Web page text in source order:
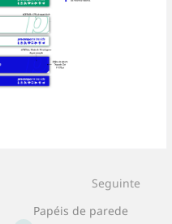
Seguinte
Papéis de parede